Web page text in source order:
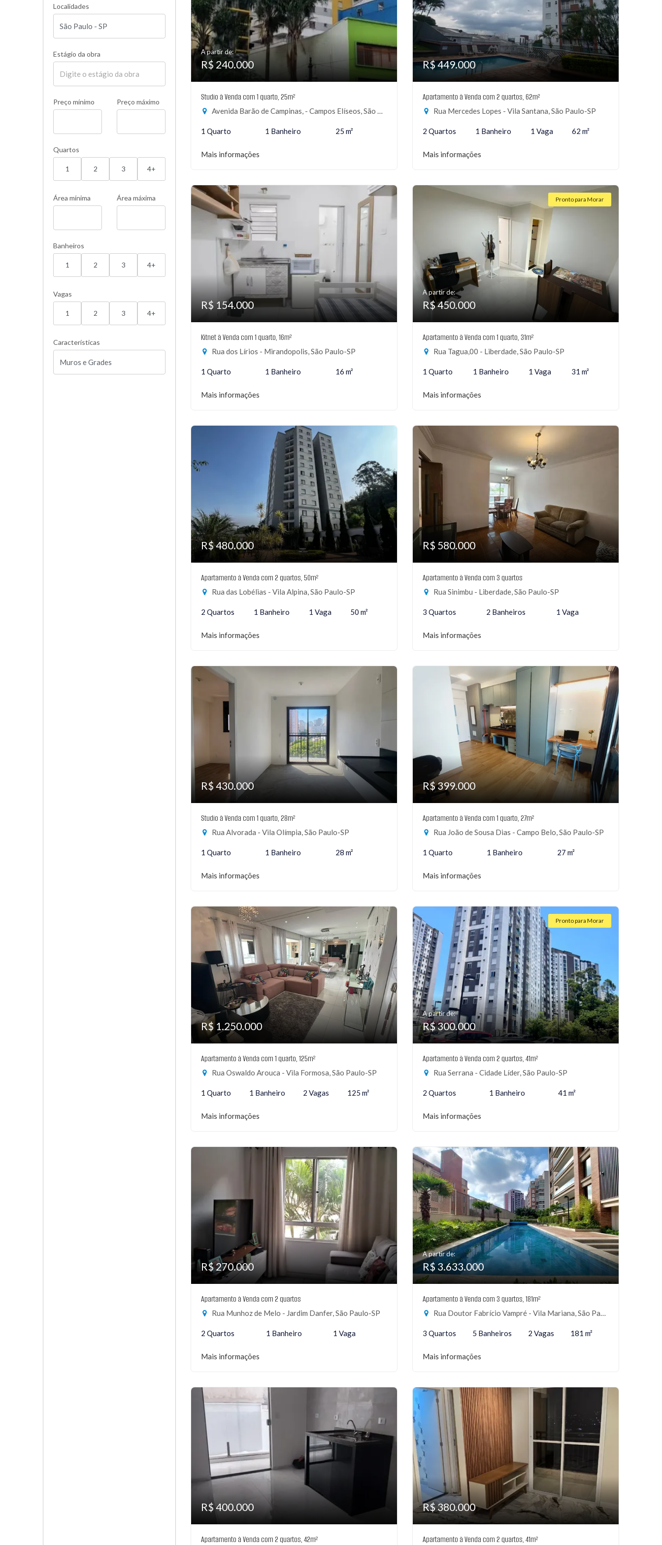
Localidades
Estágio da obra
Preço mínimo Preço máximo
Quartos
1 2 3 4+
Área mínima Área máxima
Banheiros
1 2 3 4+
Vagas
1 2 3 4+
Características
A partir de:
R$ 240.000
Studio à Venda com 1 quarto, 25m²
Avenida Barão de Campinas, - Campos Elíseos, São Paulo-SP
1 Quarto 1 Banheiro 25 m²
Mais informações
R$ 449.000
Apartamento à Venda com 2 quartos, 62m²
Rua Mercedes Lopes - Vila Santana, São Paulo-SP
2 Quartos 1 Banheiro 1 Vaga 62 m²
Mais informações
R$ 154.000
Kitnet à Venda com 1 quarto, 16m²
Rua dos Lírios - Mirandopolis, São Paulo-SP
1 Quarto 1 Banheiro 16 m²
Mais informações
Pronto para Morar
A partir de:
R$ 450.000
Apartamento à Venda com 1 quarto, 31m²
Rua Tagua,00 - Liberdade, São Paulo-SP
1 Quarto 1 Banheiro 1 Vaga 31 m²
Mais informações
R$ 480.000
Apartamento à Venda com 2 quartos, 50m²
Rua das Lobélias - Vila Alpina, São Paulo-SP
2 Quartos 1 Banheiro 1 Vaga 50 m²
Mais informações
R$ 580.000
Apartamento à Venda com 3 quartos
Rua Sinimbu - Liberdade, São Paulo-SP
3 Quartos 2 Banheiros 1 Vaga
Mais informações
R$ 430.000
Studio à Venda com 1 quarto, 28m²
Rua Alvorada - Vila Olímpia, São Paulo-SP
1 Quarto 1 Banheiro 28 m²
Mais informações
R$ 399.000
Apartamento à Venda com 1 quarto, 27m²
Rua João de Sousa Dias - Campo Belo, São Paulo-SP
1 Quarto 1 Banheiro 27 m²
Mais informações
R$ 1.250.000
Apartamento à Venda com 1 quarto, 125m²
Rua Oswaldo Arouca - Vila Formosa, São Paulo-SP
1 Quarto 1 Banheiro 2 Vagas 125 m²
Mais informações
Pronto para Morar
A partir de:
R$ 300.000
Apartamento à Venda com 2 quartos, 41m²
Rua Serrana - Cidade Líder, São Paulo-SP
2 Quartos 1 Banheiro 41 m²
Mais informações
R$ 270.000
Apartamento à Venda com 2 quartos
Rua Munhoz de Melo - Jardim Danfer, São Paulo-SP
2 Quartos 1 Banheiro 1 Vaga
Mais informações
A partir de:
R$ 3.633.000
Apartamento à Venda com 3 quartos, 181m²
Rua Doutor Fabrício Vampré - Vila Mariana, São Paulo-SP
3 Quartos 5 Banheiros 2 Vagas 181 m²
Mais informações
R$ 400.000
Apartamento à Venda com 2 quartos, 42m²
R$ 380.000
Apartamento à Venda com 2 quartos, 41m²